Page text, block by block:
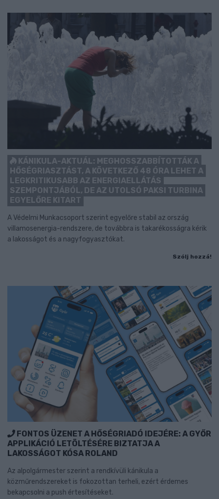
KÁNIKULA-AKTUÁL: MEGHOSSZABBÍTOTTÁK A
HŐSÉGRIASZTÁST, A KÖVETKEZŐ 48 ÓRA LEHET A
LEGKRITIKUSABB AZ ENERGIAELLÁTÁS
SZEMPONTJÁBÓL, DE AZ UTOLSÓ PAKSI TURBINA
EGYELŐRE KITART
A Védelmi Munkacsoport szerint egyelőre stabil az ország
villamosenergia-rendszere, de továbbra is takarékosságra kérik
a lakosságot és a nagyfogyasztókat.
Szólj hozzá!
FONTOS ÜZENET A HŐSÉGRIADÓ IDEJÉRE: A GYŐR
APPLIKÁCIÓ LETÖLTÉSÉRE BIZTATJA A
LAKOSSÁGOT KÓSA ROLAND
Az alpolgármester szerint a rendkívüli kánikula a
közműrendszereket is fokozottan terheli, ezért érdemes
bekapcsolni a push értesítéseket.